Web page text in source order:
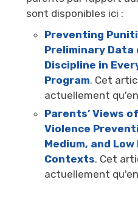
sont disponibles ici :
Preventing
Preliminary Data
Discipline in
Program. Cet
actuellement
Parents’ Views
Violence
Medium, and
Contexts. Cet
actuellement